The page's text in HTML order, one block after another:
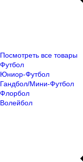
Посмотреть все товары
Футбол
Юниор-Футбол
Гандбол/Мини-Футбол
Флорбол
Волейбол